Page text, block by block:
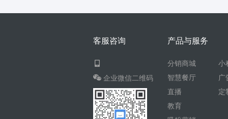
客服咨询
企业微信二维码
产品与服务
分销商城
智慧餐厅
直播
教育
小
广
定